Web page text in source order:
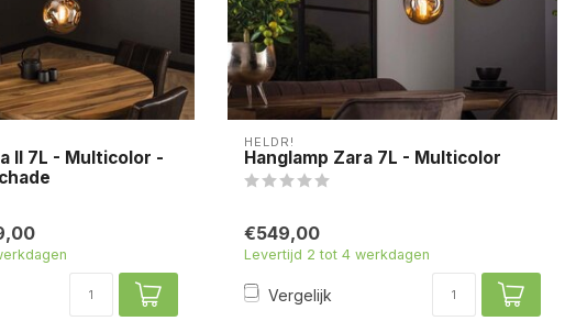
II 7L - Multicolor -
HELDR!
Hanglamp Zara 7L - Multicolor
€549,00
Levertijd 2 tot 4 werkdagen
Vergelijk